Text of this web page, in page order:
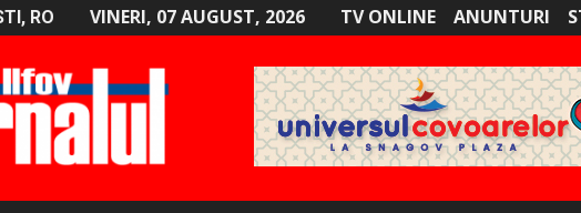
RO VINERI, 07 AUGUST, 2026 TV ONLINE ANUNTURI